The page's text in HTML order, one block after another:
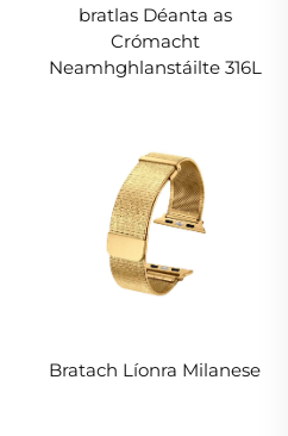
bratlas Déanta as
Crómacht
Neamhghlanstáilte 316L
Bratach Líonra Milanese